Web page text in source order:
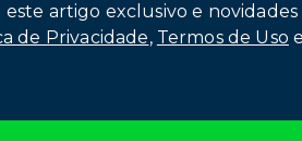
artigo exclusivo e
de Privacidade, Termos de Uso e